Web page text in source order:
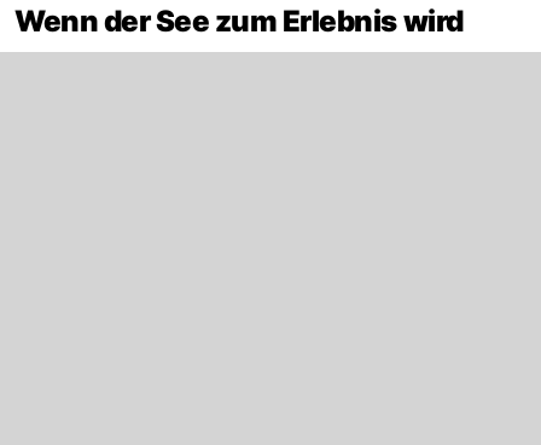
Wenn der See zum Erlebnis wird